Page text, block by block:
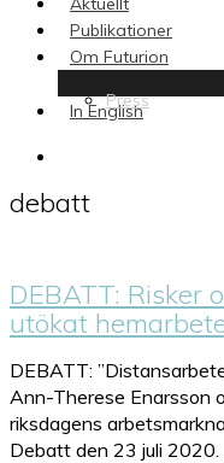
Publikationer
Om Futurion
Press
In English
debatt
DEBATT: Risker
utökat
DEBATT:
Ann-Therese Enarsson
riksdagens
Debatt den 23 juli